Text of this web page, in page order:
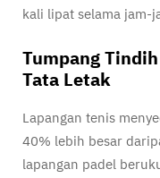
kali lipat selama jam-
Tumpang
Tata Letak
Lapangan tenis
40% lebih besar
lapangan padel